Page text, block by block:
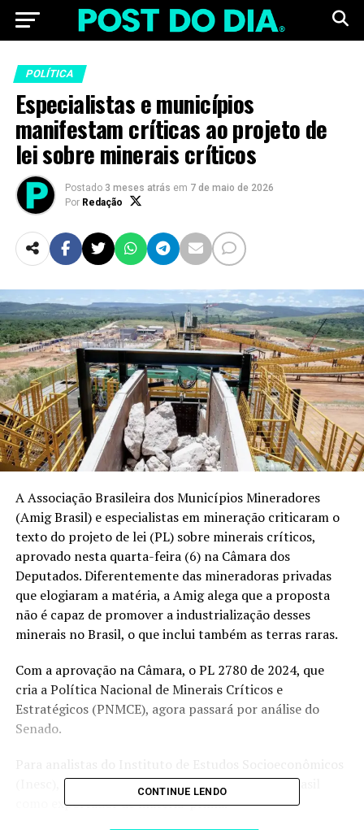
POLÍTICA
Especialistas e municípios
manifestam críticas ao projeto de
lei sobre minerais críticos
Postado 3 meses atrás em 7 de maio de 2026
Por Redação
A Associação Brasileira dos Municípios Mineradores
(Amig Brasil) e especialistas em mineração criticaram o
texto do projeto de lei (PL) sobre minerais críticos,
aprovado nesta quarta-feira (6) na Câmara dos
Deputados. Diferentemente das mineradoras privadas
que elogiaram a matéria, a Amig alega que a proposta
não é capaz de promover a industrialização desses
minerais no Brasil, o que inclui também as terras raras.
Com a aprovação na Câmara, o PL 2780 de 2024, que
cria a Política Nacional de Minerais Críticos e
Estratégicos (PNMCE), agora passará por análise do
Senado.
(Inesc), o PL da Câmara aprofunda o papel do Brasil
como exportador de matéria-prima.
CONTINUE LENDO